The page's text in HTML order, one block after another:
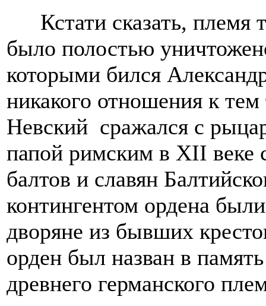
Кстати сказать,
было полостью
которыми бился
никакого отношения к
Невский сражался с
папой римским в XII веке
балтов и славян
контингентом ордена
дворяне из бывших
орден был назван в
древнего германского